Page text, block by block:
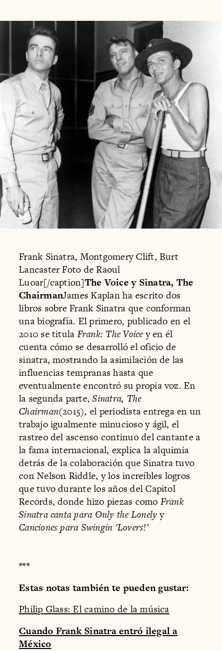
Frank Sinatra, Montgomery Clift, Burt
Lancaster Foto de Raoul
Luoar[/caption]The Voice y Sinatra, The
ChairmanJames Kaplan ha escrito dos
libros sobre Frank Sinatra que conforman
una biografía. El primero, publicado en el
2010 se titula Frank: The Voicey en él
cuenta cómo se desarrolló el oficio de
sinatra, mostrando la asimilación de las
influencias tempranas hasta que
eventualmente encontró su propia voz. En
la segunda parte,Sinatra, The
Chairman(2015), el periodista entrega en un
trabajo igualmente minucioso y ágil, el
rastreo del ascenso continuo del cantante a
la fama internacional, explica la alquimia
detrás de la colaboración que Sinatra tuvo
con Nelson Riddle, y los increíbles logros
que tuvo durante los años del Capitol
Records, donde hizo piezas como Frank
Sinatra canta para Only the Lonelyy
Canciones para Swingin 'Lovers!’
***
Estas notas también te pueden gustar:
Philip Glass: El camino de la música
Cuando Frank Sinatra entró ilegal a
México